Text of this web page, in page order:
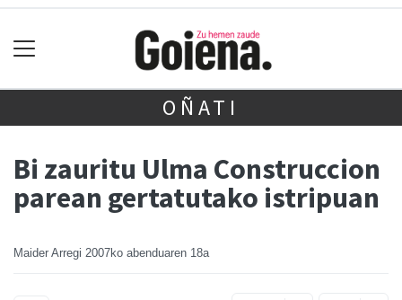
OÑATI
Bi zauritu Ulma Construccion
parean gertatutako istripuan
Maider Arregi 2007ko abenduaren 18a